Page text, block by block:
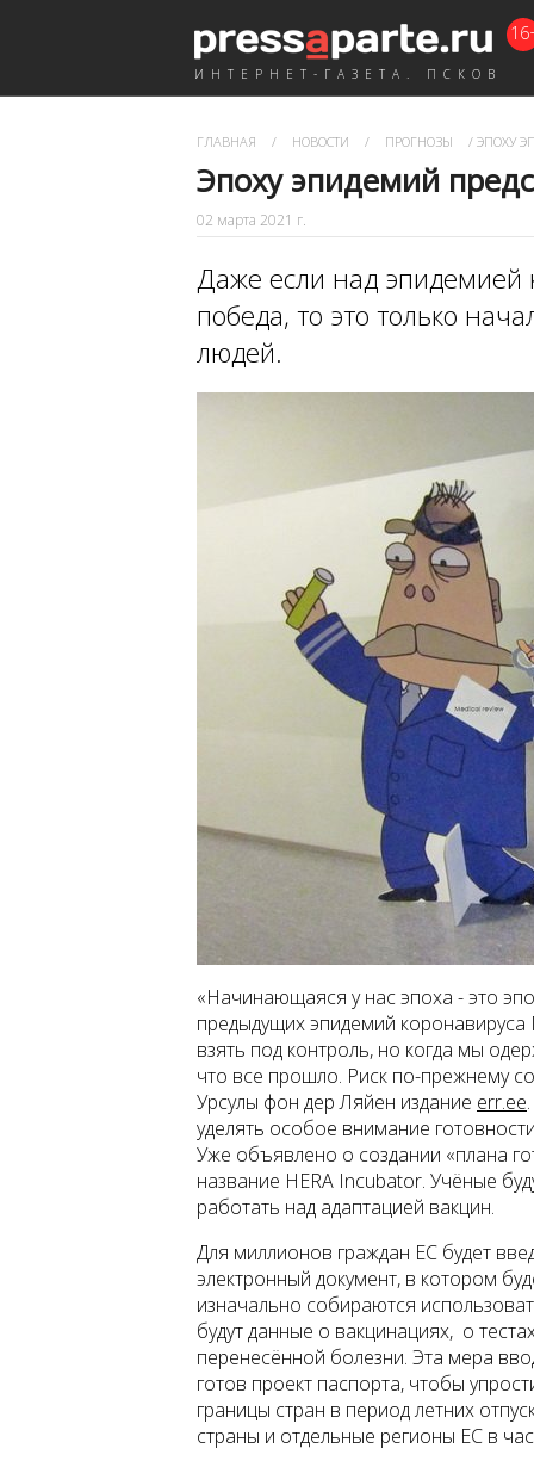
ИНТЕРНЕТ-ГАЗЕТА. ПСКОВ
ГЛАВНАЯ / НОВОСТИ / ПРОГНОЗЫ / ЭПОХУ
Эпоху эпидемий
02 марта 2021 г.
Даже если над эпидемией
победа, то это только
людей.
«Начинающаяся у нас эпоха - это
предыдущих эпидемий
взять под контроль, но когда мы
что все прошло. Риск по-прежнему
Урсулы фон дер Ляйен издание err.ee
уделять особое внимание
Уже объявлено о создании «плана
название HERA Incubator. Учёные
работать над адаптацией вакцин.
Для миллионов граждан ЕС будет
электронный документ, в котором
изначально собираются
будут данные о вакцинациях, о
перенесённой болезни. Эта мера
готов проект паспорта, чтобы
границы стран в период летних
страны и отдельные регионы ЕС в